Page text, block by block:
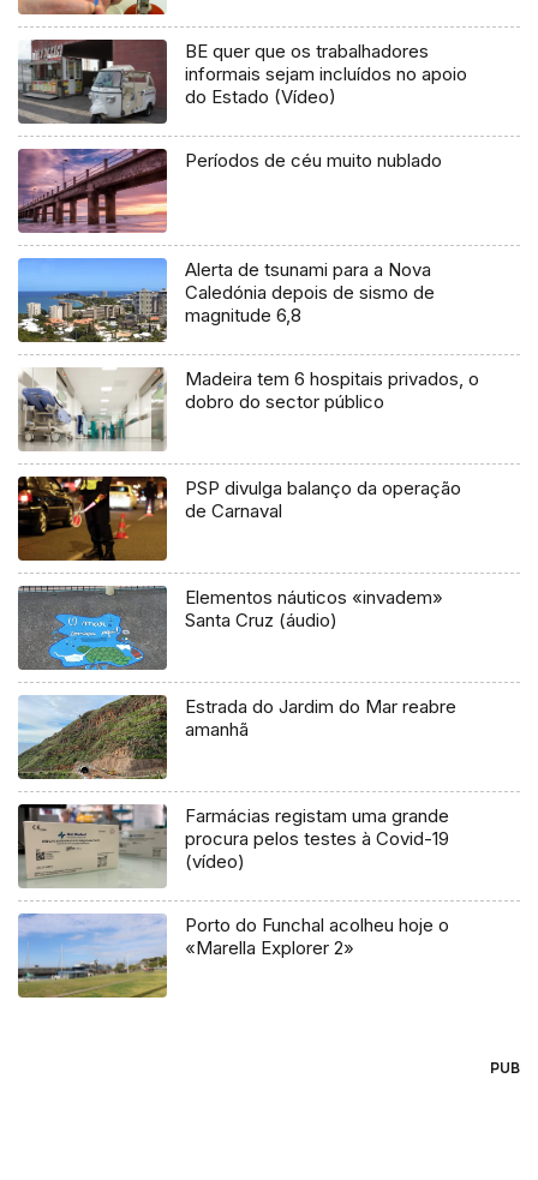
BE quer que os trabalhadores
informais sejam incluídos no apoio
do Estado (Vídeo)
Períodos de céu muito nublado
Alerta de tsunami para a Nova
Caledónia depois de sismo de
magnitude 6,8
Madeira tem 6 hospitais privados, o
dobro do sector público
PSP divulga balanço da operação
de Carnaval
Elementos náuticos «invadem»
Santa Cruz (áudio)
Estrada do Jardim do Mar reabre
amanhã
Farmácias registam uma grande
procura pelos testes à Covid-19
(vídeo)
Porto do Funchal acolheu hoje o
«Marella Explorer 2»
PUB